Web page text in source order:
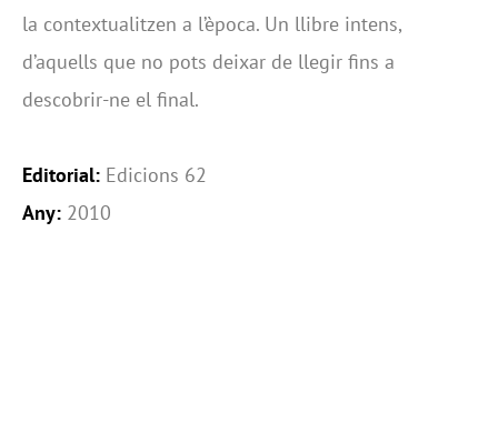
la contextualitzen a l’època. Un llibre intens,
d’aquells que no pots deixar de llegir fins a
descobrir-ne el final.
Editorial: Edicions 62
Any: 2010